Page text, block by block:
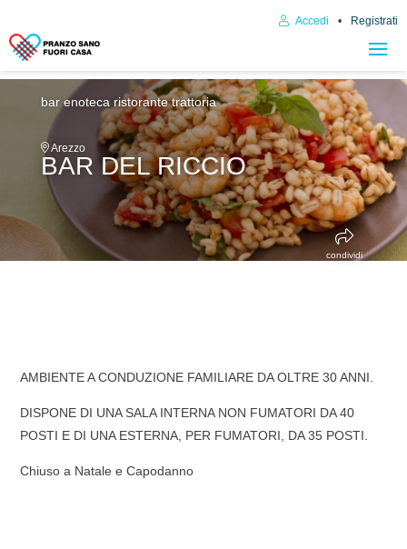
Accedi Registrati
bar enoteca ristorante trattoria
Arezzo
BAR DEL RICCIO
condividi
AMBIENTE A CONDUZIONE FAMILIARE DA OLTRE 30 ANNI.
DISPONE DI UNA SALA INTERNA NON FUMATORI DA 40
POSTI E DI UNA ESTERNA, PER FUMATORI, DA 35 POSTI.
Chiuso a Natale e Capodanno